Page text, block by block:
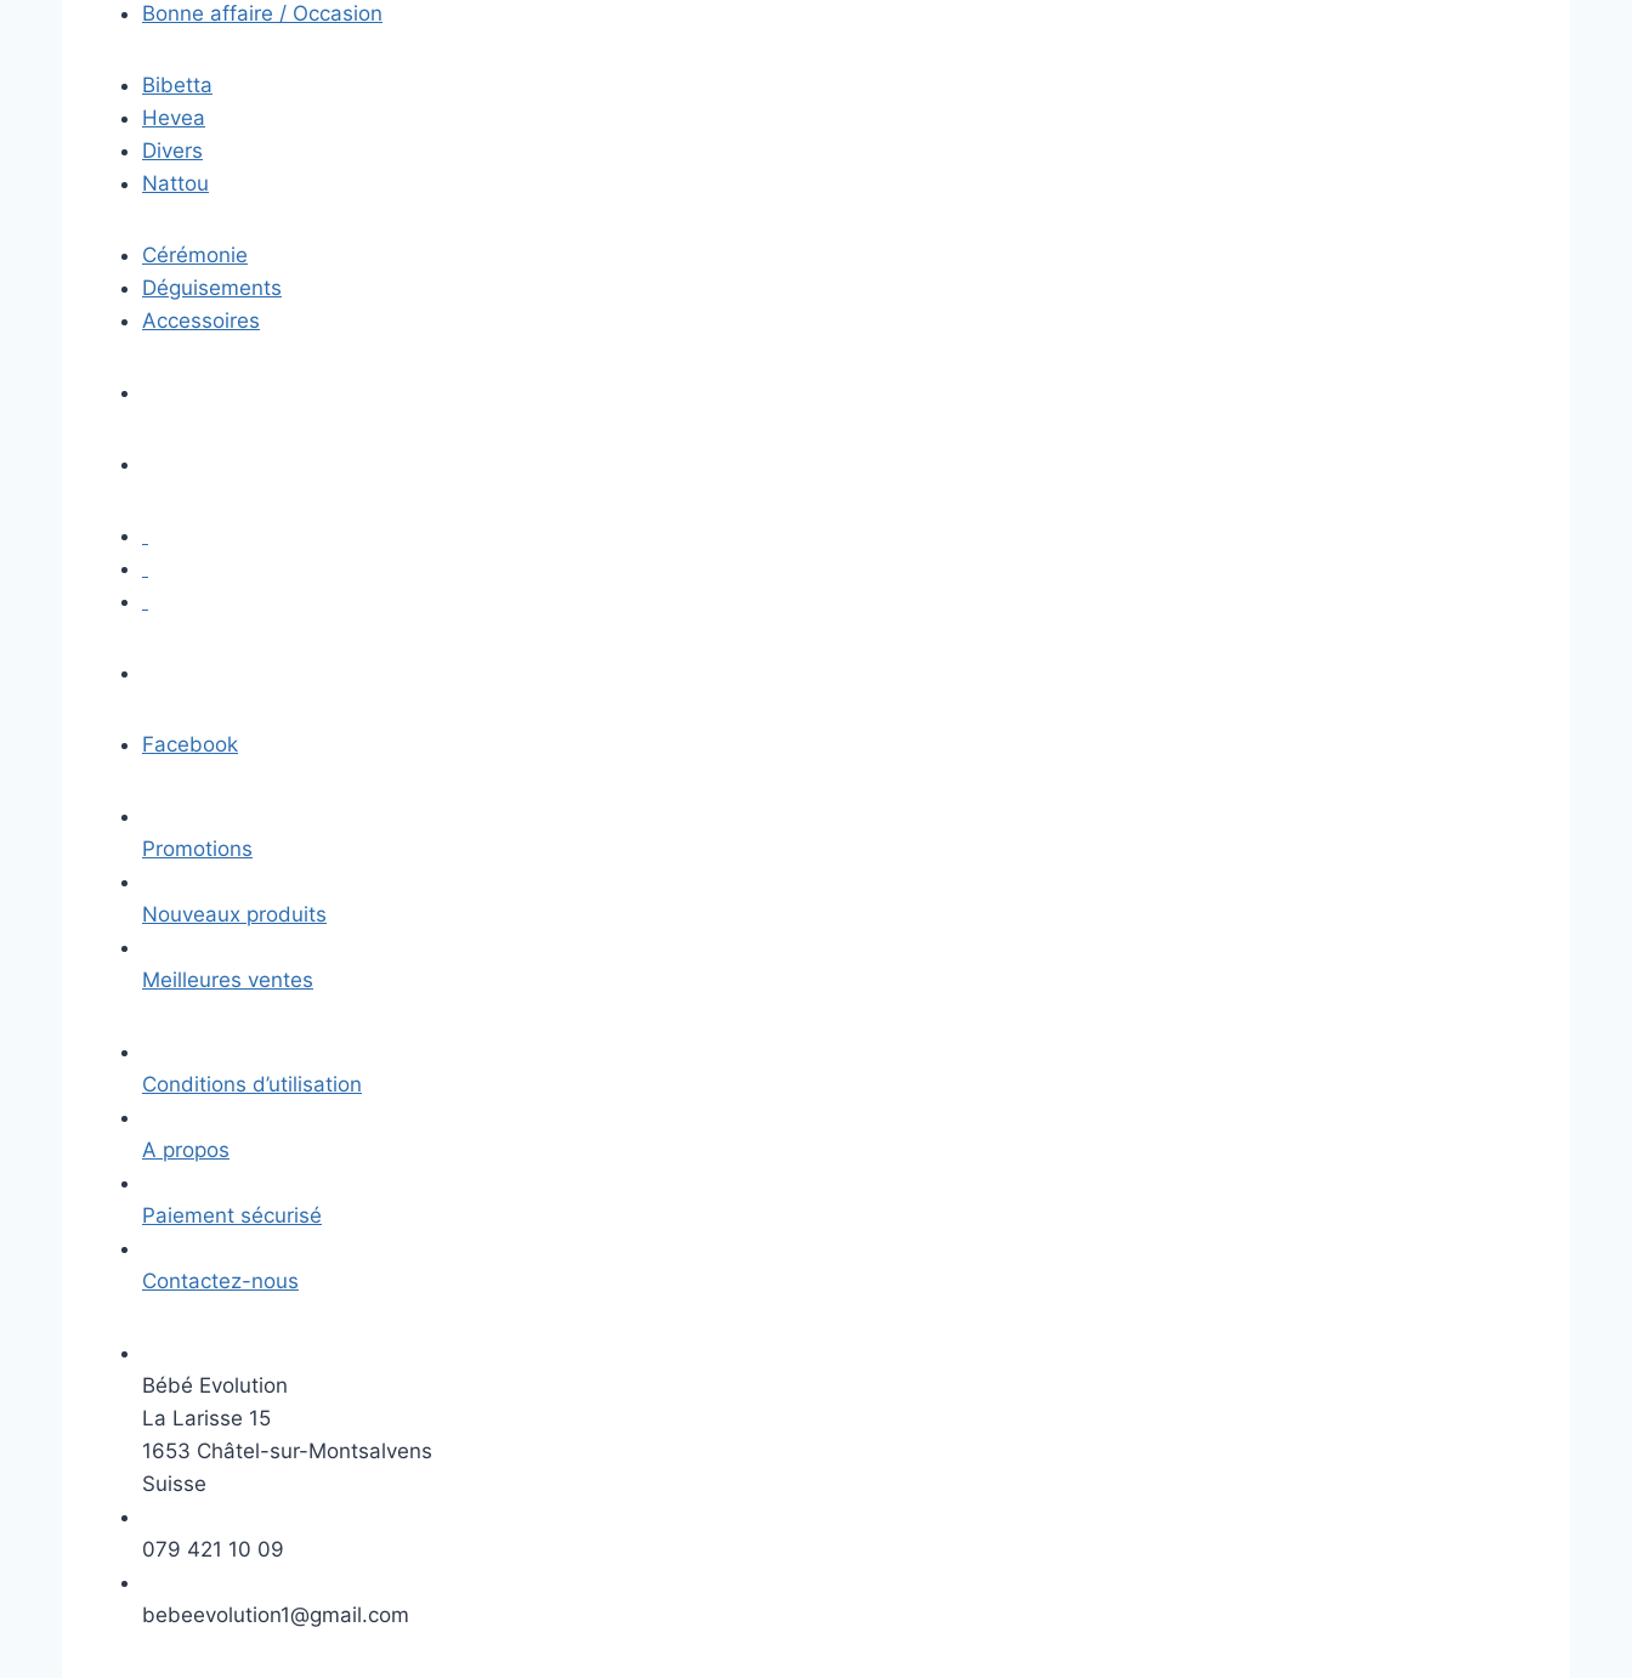
Bonne affaire / Occasion
Bibetta
Hevea
Divers
Nattou
Cérémonie
Déguisements
Accessoires
Facebook
Promotions
Nouveaux produits
Meilleures ventes
Conditions d’utilisation
A propos
Paiement sécurisé
Contactez-nous
Bébé Evolution
La Larisse 15
1653 Châtel-sur-Montsalvens
Suisse
079 421 10 09
bebeevolution1@gmail.com